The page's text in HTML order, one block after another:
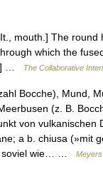
mouth.] The round
which the
…
The Collaborative
Bocche), Mund,
(z. B.
von vulkanischen
a b. chiusa (»mit
soviel wie… …